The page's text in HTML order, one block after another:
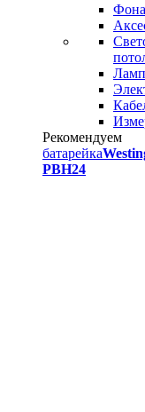
Рекомендуем
батарейка
PBH24